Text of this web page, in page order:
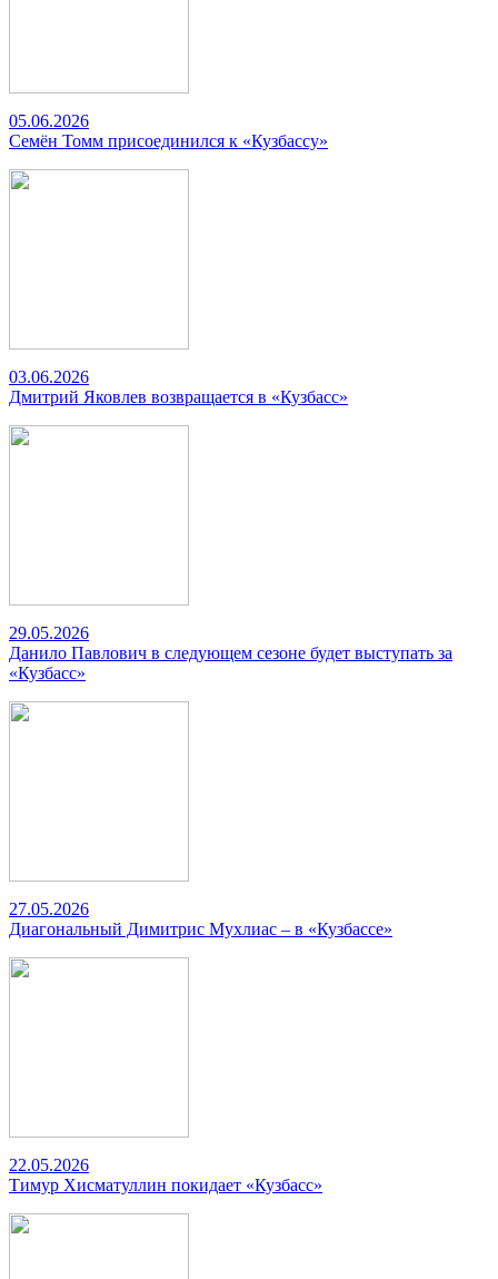
05.06.2026
Семён Томм присоединился к «Кузбассу»
03.06.2026
Дмитрий Яковлев возвращается в «Кузбасс»
29.05.2026
Данило Павлович в следующем сезоне будет выступать за
«Кузбасс»
27.05.2026
Диагональный Димитрис Мухлиас – в «Кузбассе»
22.05.2026
Тимур Хисматуллин покидает «Кузбасс»